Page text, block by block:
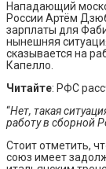
Нападающий
России Артём
зарплаты для
нынешняя
сказывается на
Капелло.
Читайте: РФС
“Нет, такая
работу в сборной
Стоит отметить,
союз имеет